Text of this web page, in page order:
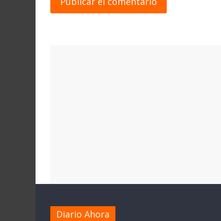
Diario Ahora